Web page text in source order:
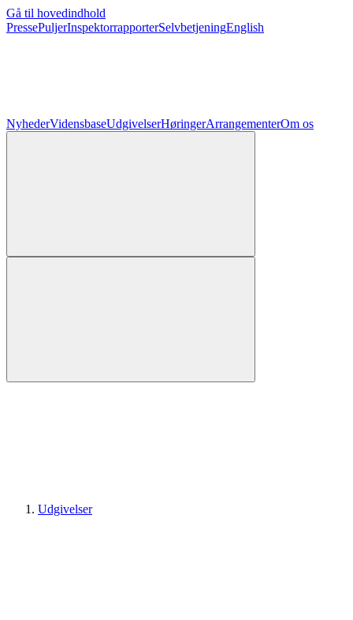
Gå til hovedindhold
PressePuljerInspektorrapporterSelvbetjeningEnglish
NyhederVidensbaseUdgivelserHøringerArrangementerOm os
Udgivelser